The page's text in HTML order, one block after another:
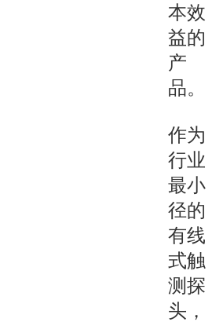
本效
益的
产
品。
作为
行业
最小
径的
有线
式触
测探
头，